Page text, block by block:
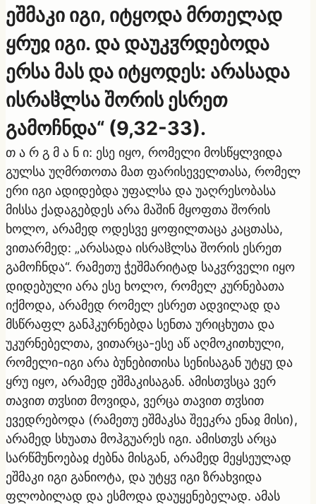
ეშმაკი იგი, იტყოდა მრთელად
ყრუჲ იგი. და დაუკჳრდებოდა
ერსა მას და იტყოდეს: არასადა
ისრაჱლსა შორის ესრეთ
გამოჩნდა“ (9,32-33).
თ ა რ გ მ ა ნ ი: ესე იყო, რომელი მოსწყლვიდა
გულსა უღმრთოთა მათ ფარისეველთასა, რომელ
ერი იგი ადიდებდა უფალსა და უაღრესობასა
მისსა ქადაგებდეს არა მაშინ მყოფთა შორის
ხოლო, არამედ ოდესვე ყოფილთაცა კაცთასა,
ვითარმედ: „არასადა ისრაჱლსა შორის ესრეთ
გამოჩნდა“. რამეთუ ჭეშმარიტად საკჳრველი იყო
დიდებული არა ესე ხოლო, რომელ კურნებათა
იქმოდა, არამედ რომელ ესრეთ ადვილად და
მსწრაფლ განჰკურნებდა სენთა ურიცხუთა და
უკურნებელთა, ვითარცა-ესე აწ აღმოკითხული,
რომელი-იგი არა ბუნებითისა სენისაგან უტყუ და
ყრუ იყო, არამედ ეშმაკისაგან. ამისთჳსცა ვერ
თავით თჳსით მოვიდა, ვერცა თავით თჳსით
ევედრებოდა (რამეთუ ეშმაკსა შეეკრა ენაჲ მისი),
არამედ სხუათა მოჰგუარეს იგი. ამისთჳს არცა
სარწმუნოებაჲ ძებნა მისგან, არამედ მეყსეულად
ეშმაკი იგი განიოტა, და უტყჳ იგი ზრახვიდა
ფლობილად და ესმოდა დაუყენებელად. ამას